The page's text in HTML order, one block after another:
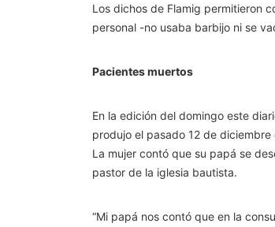
Los dichos de Flamig permitieron
personal -no usaba barbijo ni se
Pacientes muertos
En la edición del domingo este
produjo el pasado 12 de diciembre
La mujer contó que su papá se
pastor de la iglesia bautista.
“Mi papá nos contó que en la